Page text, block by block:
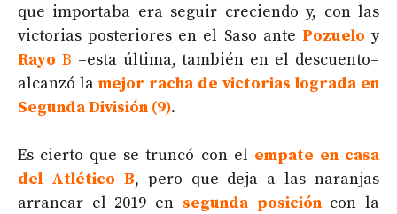
que importaba era seguir creciendo y, con las
victorias posteriores en el Saso ante Pozuelo y
Rayo B –esta última, también en el descuento–
alcanzó la mejor racha de victorias lograda en
Segunda División (9).
Es cierto que se truncó con el empate en casa
del Atlético B, pero que deja a las naranjas
arrancar el 2019 en segunda posicióncon la